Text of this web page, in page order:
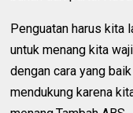
Penguatan harus kita
untuk menang kita
dengan cara yang
mendukung karena